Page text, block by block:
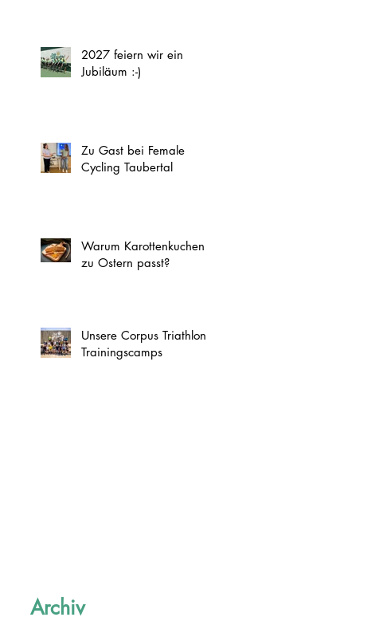
2027 feiern wir ein
Jubiläum :-)
Zu Gast bei Female
Cycling Taubertal
Warum Karottenkuchen
zu Ostern passt?
Unsere Corpus Triathlon
Trainingscamps
Archiv